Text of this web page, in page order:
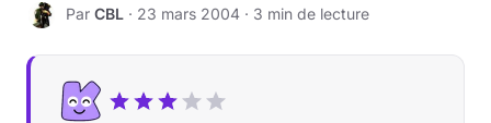
C Par CBL · 23 mars 2004 · 3 min de lecture